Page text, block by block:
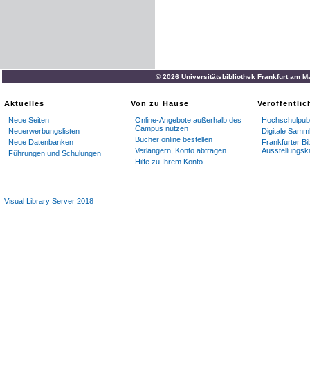
© 2026 Universitätsbibliothek Frankfurt am
Aktuelles
Neue Seiten
Neuerwerbungslisten
Neue Datenbanken
Führungen und Schulungen
Von zu Hause
Online-Angebote außerhalb des
Campus nutzen
Bücher online bestellen
Verlängern, Konto abfragen
Hilfe zu Ihrem Konto
Digitale
Frankfurter
Visual Library Server 2018